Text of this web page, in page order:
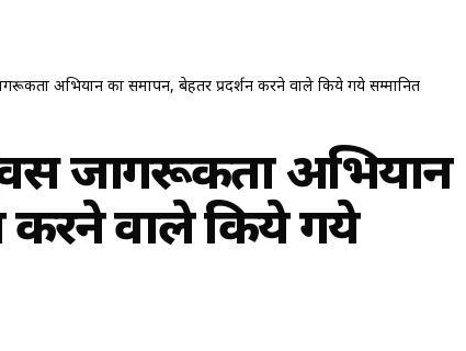
अभियान का समापन, बेहतर प्रदर्शन करने वाले किये गये सम्मानित
जागरूकता अभियान
करने वाले किये गये